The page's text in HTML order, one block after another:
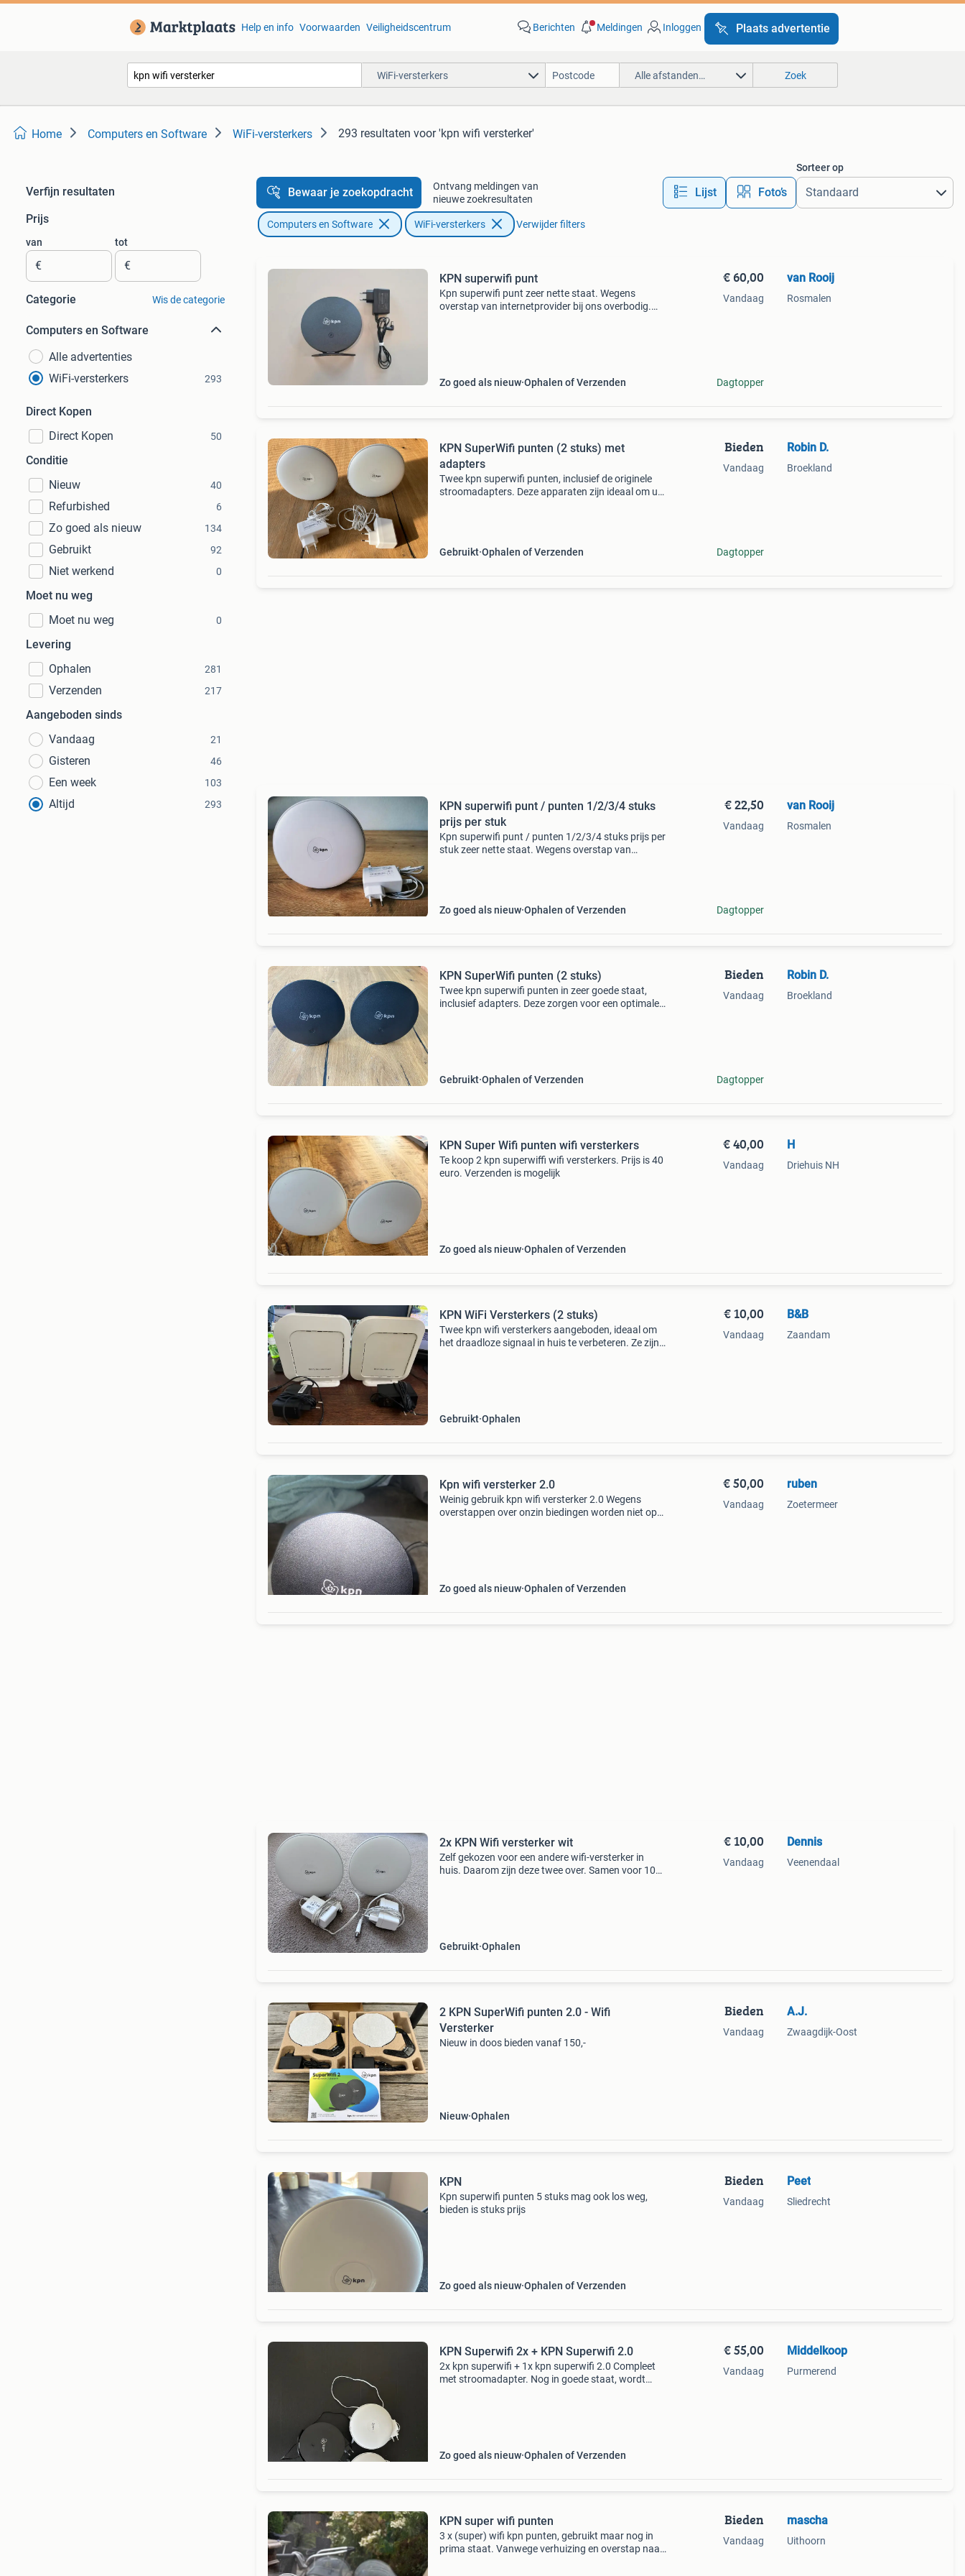
Help en info Voorwaarden Veiligheidscentrum Berichten Meldingen Inloggen Plaats advertentie
WiFi-versterkers Alle afstanden… Zoek
Home Computers en Software WiFi-versterkers 293 resultaten voor 'kpn wifi versterker'
Verfijn resultaten
Prijs
van
€
tot
€
Categorie Wis de categorie
Computers en Software
Alle advertenties
WiFi-versterkers
293
Direct Kopen
Direct Kopen
50
Conditie
Nieuw
40
Refurbished 6
Zo goed als nieuw 134
Gebruikt 92
Niet werkend 0
Moet nu weg
Moet nu weg
0
Levering
Ophalen
281
Verzenden 217
Aangeboden sinds
Vandaag
21
Gisteren 46
Een week 103
Altijd 293
Bewaar je zoekopdracht
Ontvang meldingen van
nieuwe zoekresultaten
Lijst Foto’s
Sorteer op
Computers en Software WiFi-versterkers Verwijder filters
KPN superwifi punt
Kpn superwifi punt zeer nette staat. Wegens
overstap van internetprovider bij ons overbodig.
Zo goed als nieuw Ophalen of Verzenden
€ 60,00
Vandaag
Dagtopper
van Rooij
Rosmalen
KPN SuperWifi punten (2 stuks) met
adapters
Twee kpn superwifi punten, inclusief de originele
stroomadapters. Deze apparaten zijn ideaal om uw
Gebruikt Ophalen of Verzenden
Bieden
Vandaag
Dagtopper
Robin D.
Broekland
KPN superwifi punt / punten 1/2/3/4 stuks
prijs per stuk
Kpn superwifi punt / punten 1/2/3/4 stuks prijs per
stuk zeer nette staat. Wegens overstap van
Zo goed als nieuw Ophalen of Verzenden
€ 22,50
Vandaag
Dagtopper
van Rooij
Rosmalen
KPN SuperWifi punten (2 stuks)
Twee kpn superwifi punten in zeer goede staat,
inclusief adapters. Deze zorgen voor een optimale
Gebruikt Ophalen of Verzenden
Bieden
Vandaag
Dagtopper
Robin D.
Broekland
KPN Super Wifi punten wifi versterkers
Te koop 2 kpn superwiffi wifi versterkers. Prijs is 40
euro. Verzenden is mogelijk
Zo goed als nieuw Ophalen of Verzenden
€ 40,00
Vandaag
H
Driehuis NH
KPN WiFi Versterkers (2 stuks)
Twee kpn wifi versterkers aangeboden, ideaal om
het draadloze signaal in huis te verbeteren. Ze zijn
Gebruikt Ophalen
€ 10,00
Vandaag
B&B
Zaandam
Kpn wifi versterker 2.0
Weinig gebruik kpn wifi versterker 2.0 Wegens
overstappen over onzin biedingen worden niet op
Zo goed als nieuw Ophalen of Verzenden
€ 50,00
Vandaag
ruben
Zoetermeer
2x KPN Wifi versterker wit
Zelf gekozen voor een andere wifi-versterker in
huis. Daarom zijn deze twee over. Samen voor 10
Gebruikt Ophalen
€ 10,00
Vandaag
Dennis
Veenendaal
2 KPN SuperWifi punten 2.0 - Wifi
Versterker
Nieuw in doos bieden vanaf 150,-
Nieuw Ophalen
Bieden
Vandaag
A.J.
Zwaagdijk-Oost
KPN
Kpn superwifi punten 5 stuks mag ook los weg,
bieden is stuks prijs
Zo goed als nieuw Ophalen of Verzenden
Bieden
Vandaag
Peet
Sliedrecht
KPN Superwifi 2x + KPN Superwifi 2.0
2x kpn superwifi + 1x kpn superwifi 2.0 Compleet
met stroomadapter. Nog in goede staat, wordt
Zo goed als nieuw Ophalen of Verzenden
€ 55,00
Vandaag
Middelkoop
Purmerend
KPN super wifi punten
3 x (super) wifi kpn punten, gebruikt maar nog in
prima staat. Vanwege verhuizing en overstap naar
Bieden
Vandaag
mascha
Uithoorn